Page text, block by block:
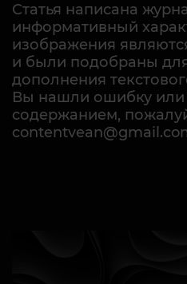
Статья написана
информативный
изображения
и были подобраны
дополнения
Вы нашли ошибку или
содержанием,